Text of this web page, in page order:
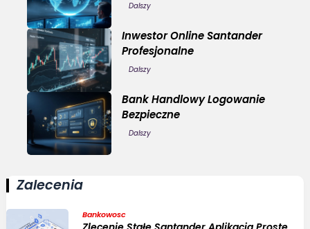
Dalszy
Inwestor Online Santander
Profesjonalne
Dalszy
Bank Handlowy Logowanie
Bezpieczne
Dalszy
Zalecenia
Bankowosc